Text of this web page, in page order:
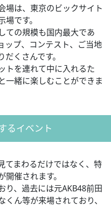
場は、東京のビックサイト
です。
ての規模も国内最大であ
ップ、コンテスト、ご当地
くさんです。
トを連れて中に入れるた
一緒に楽しむことができま
るイベント
てまわるだけではなく、特
催されます。
り、過去には元AKB48前田
ん等が来場されており、